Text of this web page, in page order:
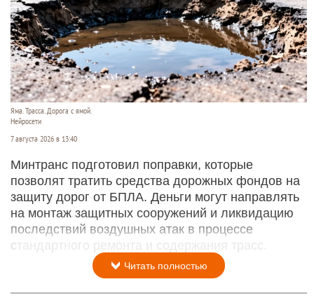
Яма. Трасса. Дорога с ямой.
Нейросети
7 августа 2026 в 13:40
Минтранс подготовил поправки, которые
позволят тратить средства дорожных фондов на
защиту дорог от БПЛА. Деньги могут направлять
на монтаж защитных сооружений и ликвидацию
последствий воздушных атак в процессе
стандартного ремонта и содержания трасс.
Читать полностью